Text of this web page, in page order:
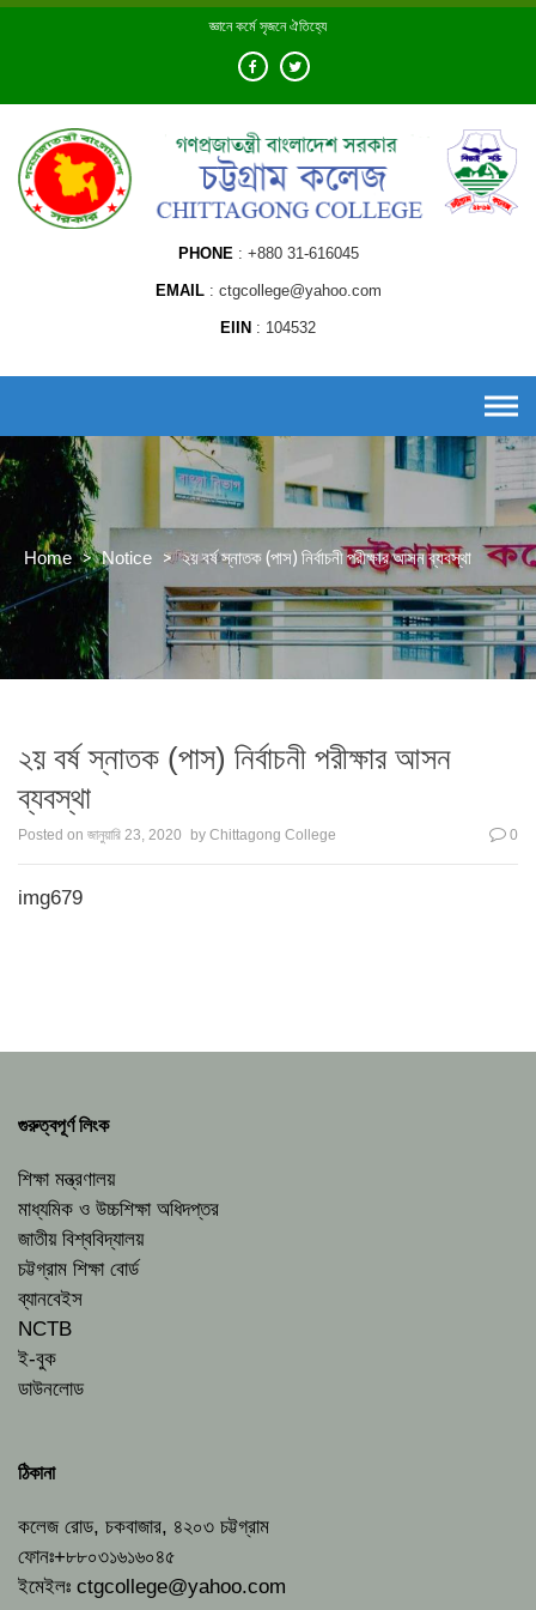
Skip
জ্ঞানে কর্মে সৃজনে ঐতিহ্যে
PHONE +880 31-616045
EMAIL ctgcollege@yahoo.com
EIIN 104532
Home > Notice > ২য় বর্ষ স্নাতক (পাস) নির্বাচনী পরীক্ষার আসন ব্যবস্থা
২য় বর্ষ স্নাতক (পাস) নির্বাচনী পরীক্ষার আসন
ব্যবস্থা
Posted on জানুয়ারি 23, 2020 by Chittagong College 0
img679
গুরুত্বপূর্ণ লিংক
শিক্ষা মন্ত্রণালয়
মাধ্যমিক ও উচ্চশিক্ষা অধিদপ্তর
জাতীয় বিশ্ববিদ্যালয়
চট্টগ্রাম শিক্ষা বোর্ড
ব্যানবেইস
NCTB
ই-বুক
ডাউনলোড
ঠিকানা
কলেজ রোড, চকবাজার, ৪২০৩ চট্টগ্রাম
ফোনঃ+৮৮০৩১৬১৬০৪৫
ইমেইলঃ ctgcollege@yahoo.com